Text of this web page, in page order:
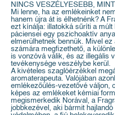
NINCS VESZÉLYESEBB,
Mi lenne, ha az emlékeinket
hanem újra át is élhetnénk? A
ezt kínálja: illatokká sűríti a múlt
páciensei egy pszichoaktív
elmerülhetnek bennük. Mivel
számára megfizethető, a
is vonzóvá válik, és az illegális
tevékenysége veszélybe kerül.
A kivételes szaglóérzékkel
aromaterapeuta. Valójában
emlékezőülés-vezetővé váljon,
képes az emlékeket kémiai
megismerkedik Norával, a
jobbkezével, aki bármit